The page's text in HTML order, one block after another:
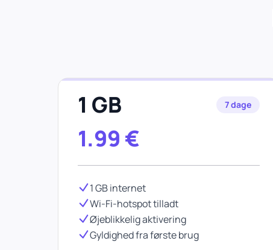
1 GB 7 dage
1.99 €
1 GB internet
Wi-Fi-hotspot tilladt
Øjeblikkelig aktivering
Gyldighed fra første brug